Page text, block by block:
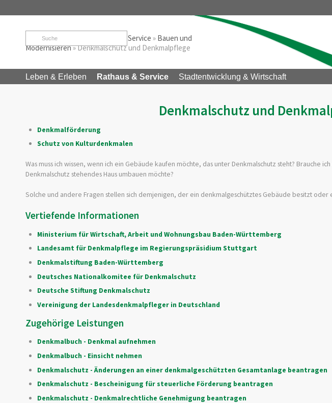
Startseite Service » Bauen und
Modernisieren»Denkmalschutz und Denkmalpflege
Leben & Erleben Rathaus & Service Stadtentwicklung & Wirtschaft
Denkmalschutz und
Denkmalförderung
Schutz von Kulturdenkmalen
Was muss ich wissen, wenn ich ein Gebäude kaufen möchte, das unter Denkmalschutz steht? Brauche
Denkmalschutz stehendes Haus umbauen möchte?
Solche und andere Fragen stellen sich demjenigen, der ein denkmalgeschütztes Gebäude besitzt oder
Vertiefende Informationen
Ministerium für Wirtschaft, Arbeit und Wohnungsbau Baden-Württemberg
Landesamt für Denkmalpflege im Regierungspräsidium Stuttgart
Denkmalstiftung Baden-Württemberg
Deutsches Nationalkomitee für Denkmalschutz
Deutsche Stiftung Denkmalschutz
Vereinigung der Landesdenkmalpfleger in Deutschland
Zugehörige Leistungen
Denkmalbuch - Denkmal aufnehmen
Denkmalbuch - Einsicht nehmen
Denkmalschutz - Änderungen an einer denkmalgeschützten Gesamtanlage beantragen
Denkmalschutz - Bescheinigung für steuerliche Förderung beantragen
Denkmalschutz - Denkmalrechtliche Genehmigung beantragen